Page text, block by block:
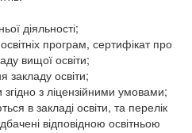
діяльності;
програм, сертифікат про
вищої освіти;
закладу освіти;
з ліцензійними умовами;
в закладі освіти, та перелік
відповідною освітньою